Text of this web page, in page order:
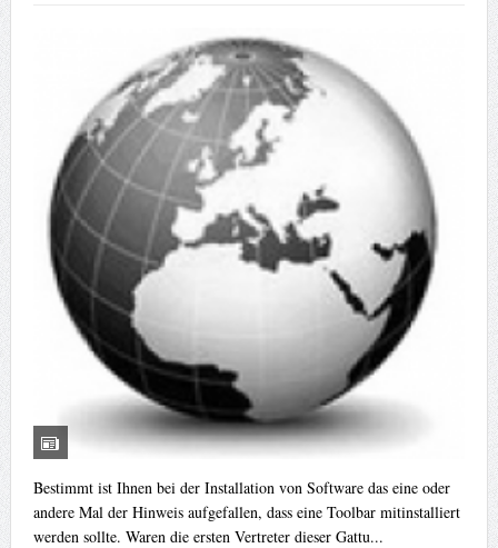
Bestimmt ist Ihnen bei der Installation von Software das eine oder
andere Mal der Hinweis aufgefallen, dass eine Toolbar mitinstalliert
werden sollte. Waren die ersten Vertreter dieser Gattu...